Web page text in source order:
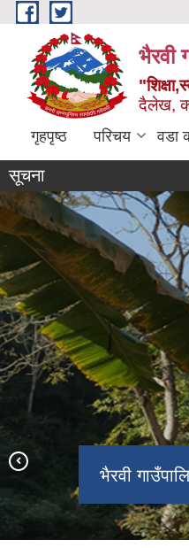
Skip to main content
भैरवी
दैलेख,
गृहपृष्ठ परिचय वडा
सूचना
भैरवी
११ औ
भैरवी